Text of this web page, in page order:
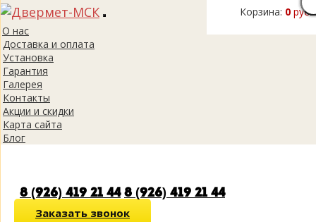
Корзина: 0 руб.
Toggle
О нас
Доставка и оплата
Установка
Гарантия
Галерея
Контакты
Акции и скидки
Карта сайта
Блог
8 (926) 419 21 44 8 (926) 419 21 44
Заказать звонок